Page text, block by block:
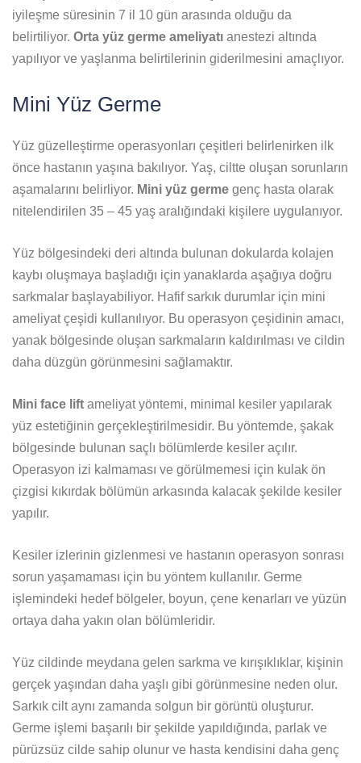
iyileşme süresinin 7 il 10 gün arasında olduğu da
belirtiliyor. Orta yüz germe ameliyatı anestezi altında
yapılıyor ve yaşlanma belirtilerinin giderilmesini amaçlıyor.
Mini Yüz Germe
Yüz güzelleştirme operasyonları çeşitleri belirlenirken ilk
önce hastanın yaşına bakılıyor. Yaş, ciltte oluşan sorunların
aşamalarını belirliyor. Mini yüz germe genç hasta olarak
nitelendirilen 35 – 45 yaş aralığındaki kişilere uygulanıyor.
Yüz bölgesindeki deri altında bulunan dokularda kolajen
kaybı oluşmaya başladığı için yanaklarda aşağıya doğru
sarkmalar başlayabiliyor. Hafif sarkık durumlar için mini
ameliyat çeşidi kullanılıyor. Bu operasyon çeşidinin amacı,
yanak bölgesinde oluşan sarkmaların kaldırılması ve cildin
daha düzgün görünmesini sağlamaktır.
Mini face lift ameliyat yöntemi, minimal kesiler yapılarak
yüz estetiğinin gerçekleştirilmesidir. Bu yöntemde, şakak
bölgesinde bulunan saçlı bölümlerde kesiler açılır.
Operasyon izi kalmaması ve görülmemesi için kulak ön
çizgisi kıkırdak bölümün arkasında kalacak şekilde kesiler
yapılır.
Kesiler izlerinin gizlenmesi ve hastanın operasyon sonrası
sorun yaşamaması için bu yöntem kullanılır. Germe
işlemindeki hedef bölgeler, boyun, çene kenarları ve yüzün
ortaya daha yakın olan bölümleridir.
Yüz cildinde meydana gelen sarkma ve kırışıklıklar, kişinin
gerçek yaşından daha yaşlı gibi görünmesine neden olur.
Sarkık cilt aynı zamanda solgun bir görüntü oluşturur.
Germe işlemi başarılı bir şekilde yapıldığında, parlak ve
pürüzsüz cilde sahip olunur ve hasta kendisini daha genç